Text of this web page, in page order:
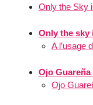
Only the Sky
Only the sky
A l’usage
Ojo
Ojo